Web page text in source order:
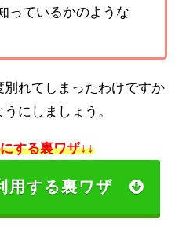
っているかのような
れてしまったわけですか
にしましょう。
する裏ワザ↓↓
用する裏ワザ